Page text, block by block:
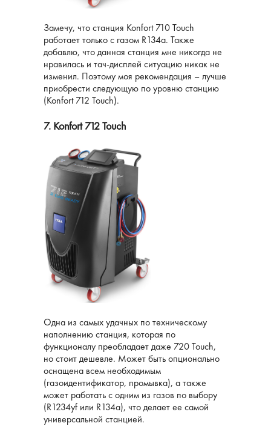
Замечу, что станция Konfort 710 Touch
работает только с газом R134а. Также
добавлю, что данная станция мне никогда не
нравилась и тач-дисплей ситуацию никак не
изменил. Поэтому моя рекомендация – лучше
приобрести следующую по уровню станцию ​​
(Konfort 712 Touch).
7. Konfort 712 Touch
Одна из самых удачных по техническому
наполнению станция, которая по
функционалу преобладает даже 720 Touch,
но стоит дешевле. Может быть опционально
оснащена всем необходимым
(газоидентификатор, промывка), а также
может работать с одним из газов по выбору
(R1234yf или R134а), что делает ее самой
универсальной станцией.